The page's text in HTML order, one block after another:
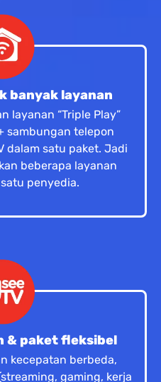
banyak layanan
layanan “Triple Play”
sambungan telepon
dalam satu paket. Jadi
beberapa layanan
penyedia.
& paket fleksibel
kecepatan berbeda,
gaming, kerja